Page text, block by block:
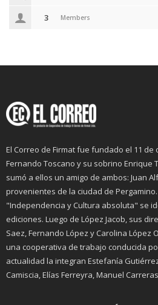
3 Members
El Correo de Firmat fue fundado el 11 de
Fernando Toscano y su sobrino Enrique
sumó a ellos un amigo de ambos: Juan
provenientes de la ciudad de
"Independencia y Cultura absoluta" se
ediciones. Luego de López Jacob, sus
Saez, Fernando López y Carolina López
una cooperativa de trabajo conducida
actualidad la integran Estefanía
Camiscia, Elías Ferreyra, Manuel